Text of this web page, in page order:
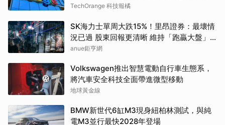
商業重心正在位移
TechOrange 科技報橘
SK海力士單周大跌15%！里昂證券：最壞情
況已過 股東回報更清晰 維持「跑贏大盤」
評等
anue鉅亨網
Volkswagen推出智慧電動自行車生態系，
將汽車安全科技全面帶進微型移動
地球黃金線
BMW新世代6缸M3現身紐柏林測試，與純
電M3並行最快2028年登場